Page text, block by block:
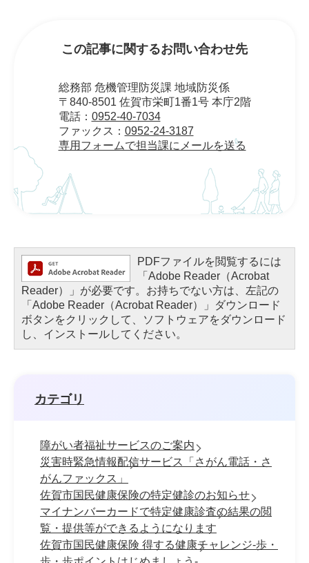
この記事に関するお問い合わせ先
総務部 危機管理防災課 地域防災係
〒840-8501 佐賀市栄町1番1号 本庁2階
電話： 0952-40-7034
ファックス： 0952-24-3187
専用フォームで担当課にメールを送る
PDFファイルを閲覧するには
「Adobe Reader（Acrobat
Reader）」が必要です。お持ちでない方は、左記の
「Adobe Reader（Acrobat Reader）」ダウンロード
ボタンをクリックして、ソフトウェアをダウンロード
し、インストールしてください。
カテゴリ
障がい者福祉サービスのご案内
災害時緊急情報配信サービス「さがん電話・さ
がんファックス」
佐賀市国民健康保険の特定健診のお知らせ
マイナンバーカードで特定健康診査の結果の閲
覧・提供等ができるようになります
佐賀市国民健康保険 得する健康チャレンジ-歩・